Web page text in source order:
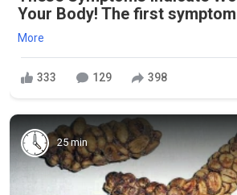
Your Body! The first
More
333 129 398
25 min